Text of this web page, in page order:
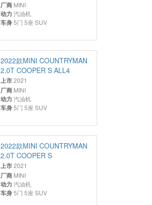
厂商 MINI
动力 汽油机
车身5门 5座 SUV
2022款MINI COUNTRYMAN
2.0T COOPER S ALL4
上市2021
厂商 MINI
动力 汽油机
车身5门 5座 SUV
2022款MINI COUNTRYMAN
2.0T COOPER S
上市2021
厂商 MINI
动力 汽油机
车身5门 5座 SUV